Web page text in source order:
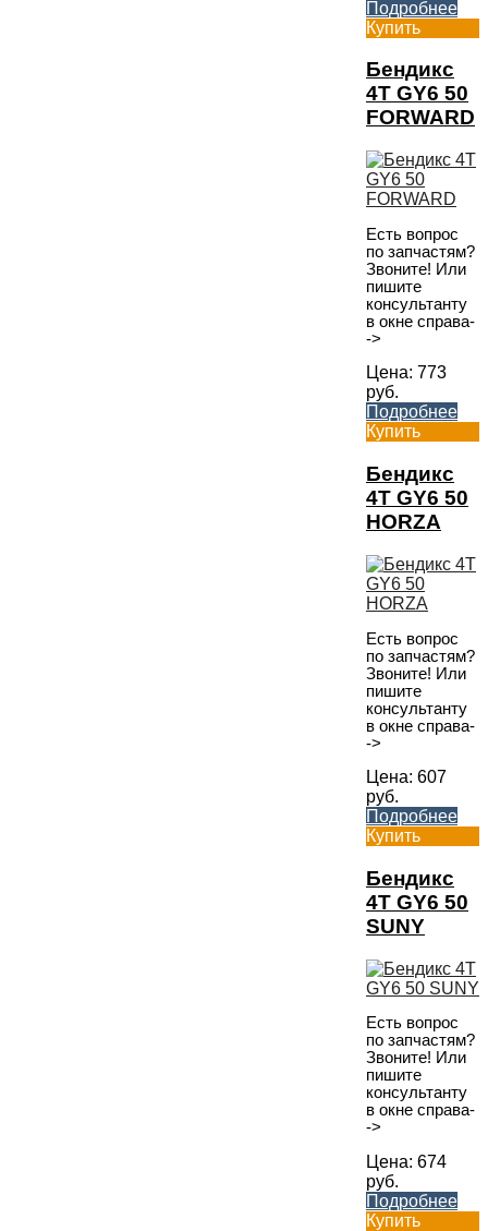
Подробнее
Купить
Бендикс
4T GY6 50
FORWARD
Есть вопрос
по запчастям?
Звоните! Или
пишите
консультанту
в окне справа-
->
Цена: 773
руб.
Подробнее
Купить
Бендикс
4T GY6 50
HORZA
Есть вопрос
по запчастям?
Звоните! Или
пишите
консультанту
в окне справа-
->
Цена: 607
руб.
Подробнее
Купить
Бендикс
4T GY6 50
SUNY
Есть вопрос
по запчастям?
Звоните! Или
пишите
консультанту
в окне справа-
->
Цена: 674
руб.
Подробнее
Купить